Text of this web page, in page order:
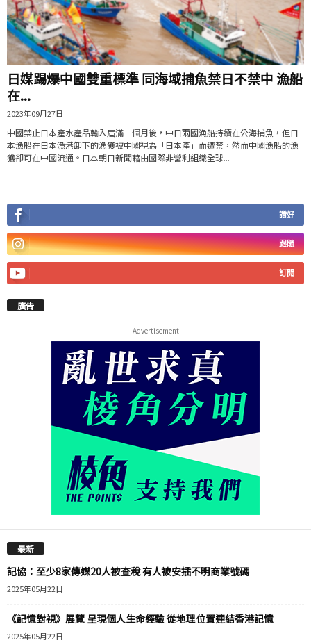
日媒踢爆中國雙重標準 同海域捕魚禁日不禁中 漁船
在...
2023年09月27日
中國禁止日本產水產品輸入屆滿一個月後，中日兩國漁船持續在公海捕魚，但日
本漁船在日本漁港卸下的漁獲被中國視為「日本產」而遭禁，然而中國漁船的漁
獲卻可在中國流通。日本朝日新聞藉由國際非營利組織全球...
讚好
跟隨
訂閱
廣告
- Advertisement -
最新
記協：至少8家傳媒20人被查稅 有人被安插不明商業號碼
2025年05月22日
《記憶對視》展覽 呈現個人生命經驗 從地理位置連結香港記憶
2025年05月22日